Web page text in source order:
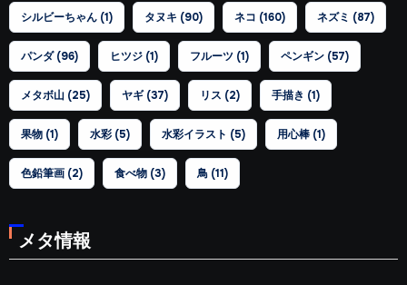
シルビーちゃん(1) タヌキ (90) ネコ (160) ネズミ (87)
パンダ(96) ヒツジ(1) フルーツ(1) ペンギン(57)
メタボ山(25) ヤギ(37) リス (2) 手描き (1)
果物(1) 水彩(5) 水彩イラスト (5) 用心棒(1)
色鉛筆画(2) 食べ物(3) 鳥(11)
メタ情報